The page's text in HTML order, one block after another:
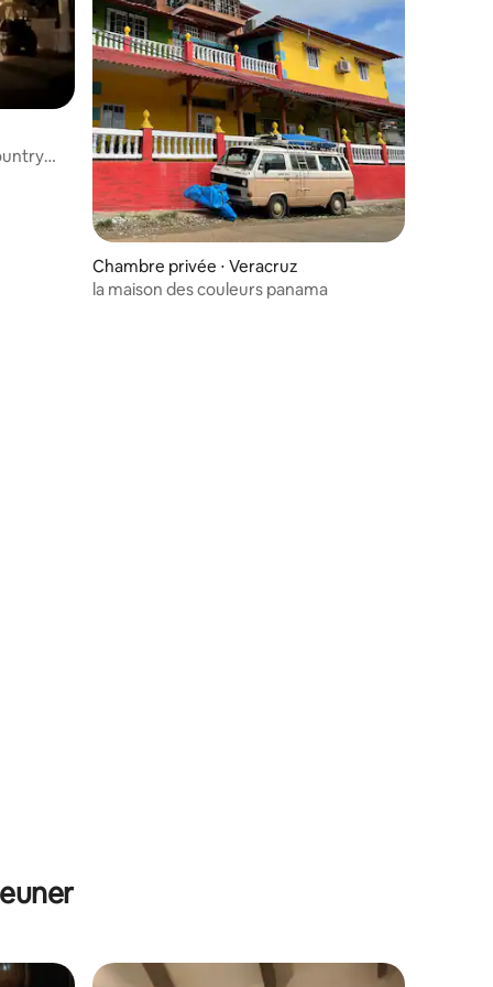
Chambre privée ⋅ Veracruz
la maison des couleurs panama